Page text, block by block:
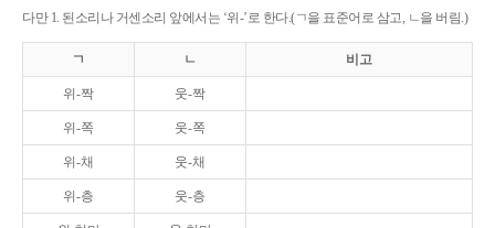
다만 1. 된소리나 거센소리 앞에서는 ‘위-’로 한다.(ㄱ을 표준어로 삼고, ㄴ을 버림.)
ㄱ ㄴ 비고
위-짝 웃-짝
위-쪽 웃-쪽
위-채 웃-채
위-층 웃-층